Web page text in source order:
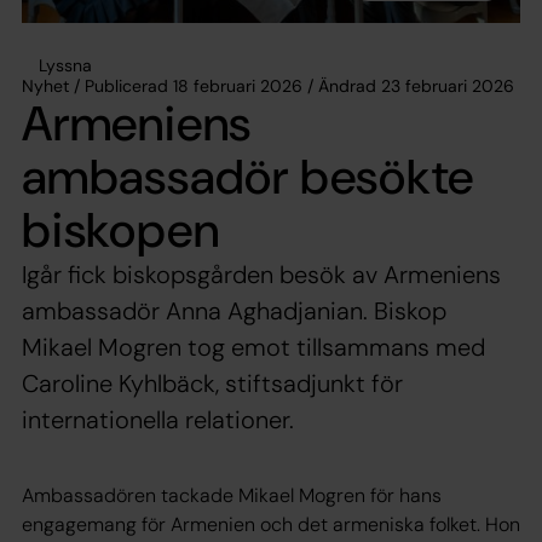
Lyssna
Nyhet / Publicerad 18 februari 2026 / Ändrad 23 februari 2026
Armeniens
ambassadör besökte
biskopen
Igår fick biskopsgården besök av Armeniens
ambassadör Anna Aghadjanian. Biskop
Mikael Mogren tog emot tillsammans med
Caroline Kyhlbäck, stiftsadjunkt för
internationella relationer.
Ambassadören tackade Mikael Mogren för hans
engagemang för Armenien och det armeniska folket. Hon